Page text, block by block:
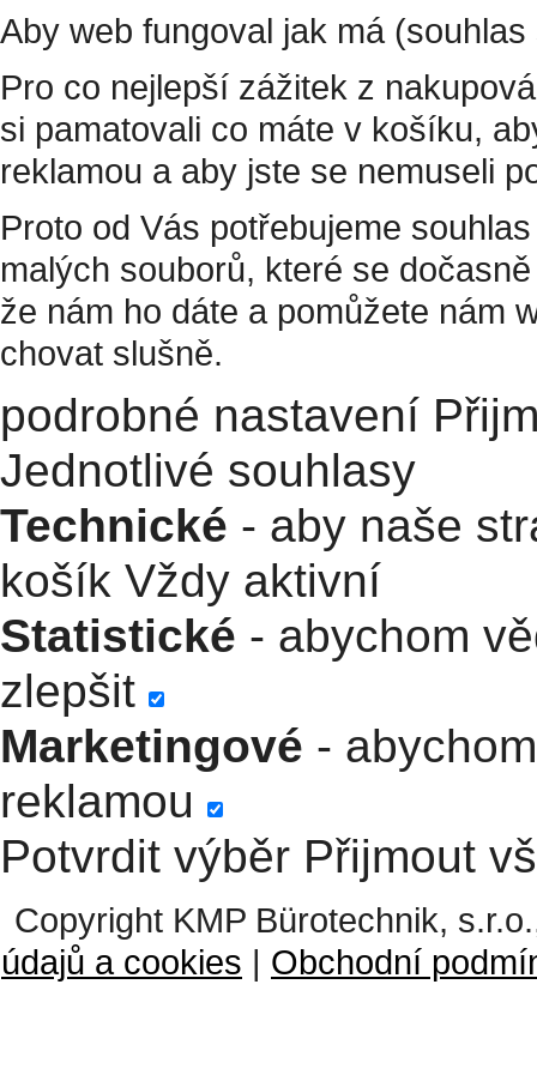
Aby web fungoval jak má
Pro co nejlepší zážitek z
si pamatovali co máte v košíku,
reklamou a aby jste se nemuseli
Proto od Vás potřebujeme
malých souborů, které se
že nám ho dáte a pomůžete nám
chovat slušně.
podrobné nastavení
Jednotlivé souhlasy
Technické - aby naše
košík Vždy aktivní
Statistické - abychom
zlepšit
Marketingové -
reklamou
Potvrdit výběr Přijmout
Copyright KMP Bürotechnik,
údajů a cookies | Obchodní